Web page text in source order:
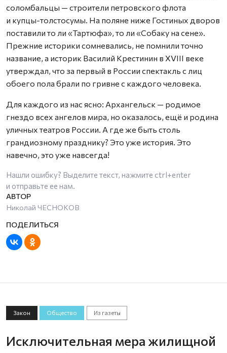
соломбальцы — строители петровского флота
и купцы-толстосумы. На поляне ниже Гостиных дворов
поставили то ли «Тартюфа», то ли «Собаку на сене».
Прежние историки сомневались, не помнили точно
название, а историк Василий Крестинин в XVIII веке
утверждал, что за первый в России спектакль с лиц
обоего пола брали по гривне с каждого человека.
Для каждого из нас ясно: Архангельск — родимое
гнездо всех ангелов мира, но оказалось, ещё и родина
уличных театров России. А где же быть столь
грандиозному празднику? Это уже история. Это
навечно, это уже навсегда!
Нашли ошибку? Выделите текст, нажмите ctrl+enter
и отправьте ее нам.
Николай ЧЕСНОКОВ
Закон Общество Из газеты
Исключительная мера жилищной